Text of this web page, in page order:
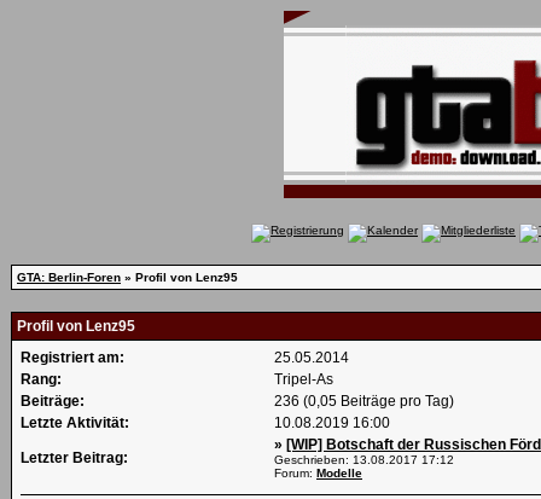
GTA: Berlin-Foren » Profil von Lenz95
Profil von Lenz95
Registriert am:
25.05.2014
Rang:
Tripel-As
Beiträge:
236 (0,05 Beiträge pro Tag)
Letzte Aktivität:
10.08.2019 16:00
Letzter Beitrag:
» [WIP] Botschaft der Russischen
Geschrieben: 13.08.2017 17:12
Forum: Modelle